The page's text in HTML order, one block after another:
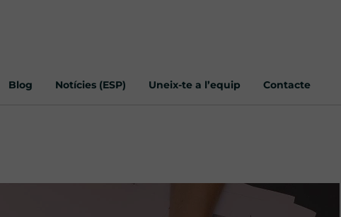
Blog Notícies (ESP) Uneix-te a l’equip Contacte